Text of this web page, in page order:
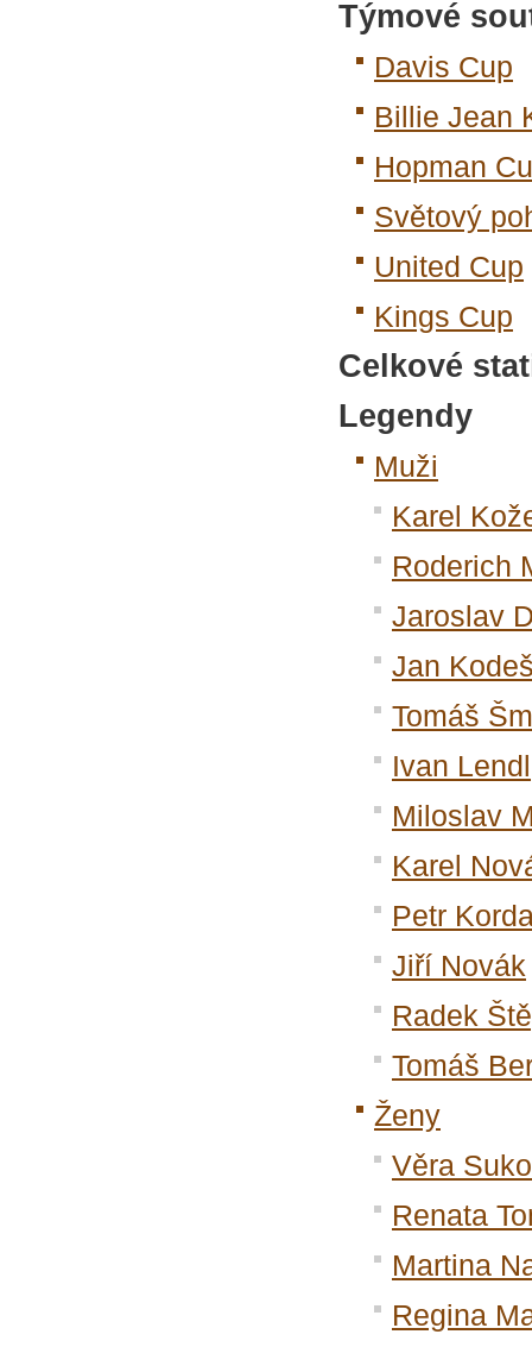
Týmové
Davis Cup
Billie Jean
Hopman
Světový
United Cup
Kings Cup
Celkové
Legendy
Muži
Karel
Roderich
Jaroslav
Jan
Tomáš
Ivan Lendl
Miloslav
Karel
Petr
Jiří Novák
Radek
Tomáš
Ženy
Věra
Renata
Martina
Regina